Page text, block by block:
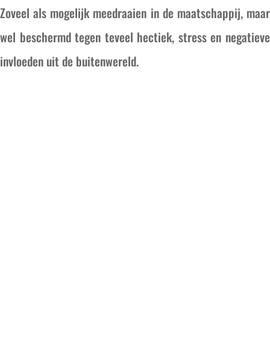
Zoveel als mogelijk meedraaien in de maatschappij, maar
wel beschermd tegen teveel hectiek, stress en negatieve
invloeden uit de buitenwereld.